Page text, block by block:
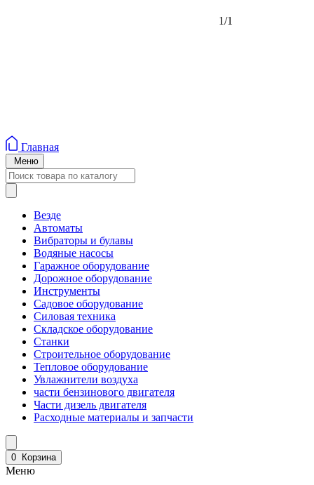
1/1
Главная
Меню
Везде
Автоматы
Вибраторы и булавы
Водяные насосы
Гаражное оборудование
Дорожное оборудование
Инструменты
Садовое оборудование
Силовая техника
Складское оборудование
Станки
Строительное оборудование
Тепловое оборудование
Увлажнители воздуха
части бензинового двигателя
Части дизель двигателя
Расходные материалы и запчасти
0 Корзина
Меню